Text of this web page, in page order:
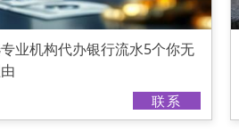
业机构代办银行流水5个你无
联系